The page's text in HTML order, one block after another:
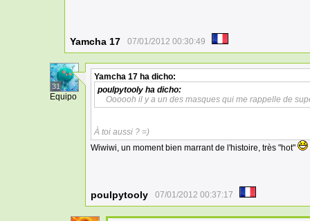
Yamcha 17 07/01/2012 00:30:49
31
Equipo
Yamcha 17 ha dicho:
poulpytooly ha dicho:
Oooooh il y a un des masques qui me rappelle de
À toi aussi ? =)
Wiwiwi, un moment bien marrant de l'histoire, très "hot"
poulpytooly 07/01/2012 00:37:17